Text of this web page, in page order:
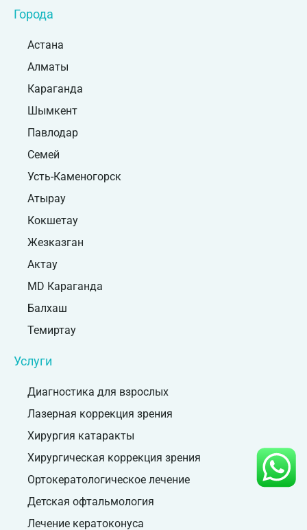
Города
Астана
Алматы
Караганда
Шымкент
Павлодар
Семей
Усть-Каменогорск
Атырау
Кокшетау
Жезказган
Актау
MD Караганда
Балхаш
Темиртау
Услуги
Диагностика для взрослых
Лазерная коррекция зрения
Хирургия катаракты
Хирургическая коррекция зрения
Ортокератологическое лечение
Детская офтальмология
Лечение кератоконуса